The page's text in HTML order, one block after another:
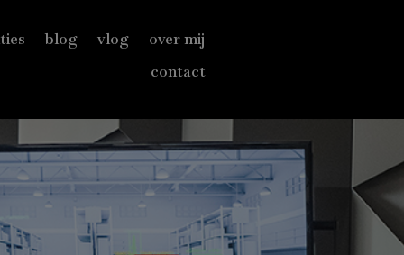
blog vlog
over mij
contact